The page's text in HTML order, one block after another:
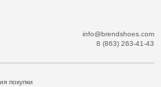
info@brendshoes.com
8 (863) 263-41-43
покупки